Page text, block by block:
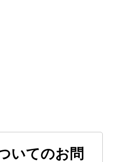
いてのお問